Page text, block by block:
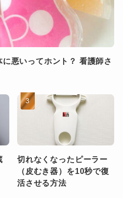
悪いってホント？ 看護師さ
切れなくなったピーラー
（皮むき器）を10秒で復
活させる方法